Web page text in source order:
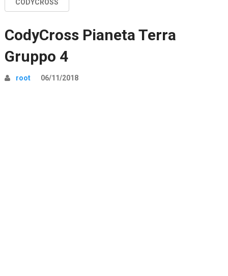
CODYCROSS
CodyCross Pianeta Terra
Gruppo 4
root 06/11/2018